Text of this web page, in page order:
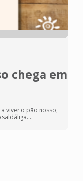
chega em
viver o pão nosso,